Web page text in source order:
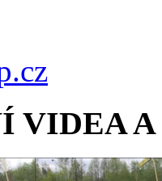
VIDEA A